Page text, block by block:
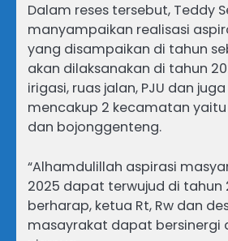
Dalam reses tersebut, Teddy
manyampaikan realisasi
yang disampaikan di tahun
akan dilaksanakan di tahun
irigasi, ruas jalan, PJU dan
mencakup 2 kecamatan
dan bojonggenteng.
“Alhamdulillah aspirasi
2025 dapat terwujud di tahun
berharap, ketua Rt, Rw dan
masayrakat dapat bersinergi